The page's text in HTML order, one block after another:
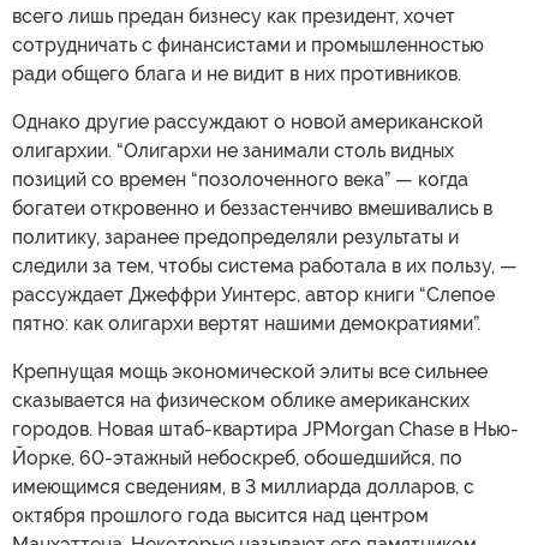
всего лишь предан бизнесу как президент, хочет
сотрудничать с финансистами и промышленностью
ради общего блага и не видит в них противников.
Однако другие рассуждают о новой американской
олигархии. “Олигархи не занимали столь видных
позиций со времен “позолоченного века” — когда
богатеи откровенно и беззастенчиво вмешивались в
политику, заранее предопределяли результаты и
следили за тем, чтобы система работала в их пользу, —
рассуждает Джеффри Уинтерс, автор книги “Слепое
пятно: как олигархи вертят нашими демократиями”.
Крепнущая мощь экономической элиты все сильнее
сказывается на физическом облике американских
городов. Новая штаб-квартира JPMorgan Chase в Нью-
Йорке, 60-этажный небоскреб, обошедшийся, по
имеющимся сведениям, в 3 миллиарда долларов, с
октября прошлого года высится над центром